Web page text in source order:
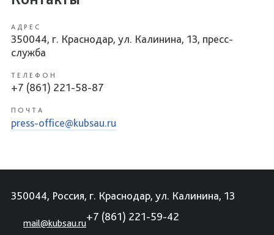
АДРЕС
350044, г. Краснодар, ул. Калинина, 13, пресс-
служба
ТЕЛЕФОН
+7 (861) 221-58-87
ПОЧТА
press-office@kubsau.ru
350044, Россия, г. Краснодар, ул. Калинина, 13
mail@kubsau.ru
+7 (861) 221-59-42